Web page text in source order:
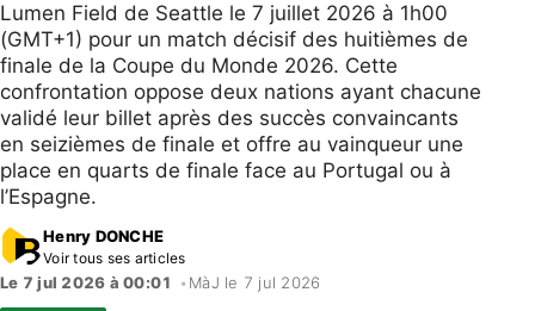
Lumen Field de Seattle le 7 juillet 2026 à 1h00
(GMT+1) pour un match décisif des huitièmes de
finale de la Coupe du Monde 2026. Cette
confrontation oppose deux nations ayant chacune
validé leur billet après des succès convaincants
en seizièmes de finale et offre au vainqueur une
place en quarts de finale face au Portugal ou à
l’Espagne.
Henry DONCHE
Voir tous ses articles
Le 7 jul 2026 à 00:01 • MàJ le 7 jul 2026